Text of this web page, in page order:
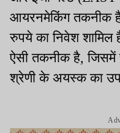
आयरनमेकिंग तकनीक
रुपये का निवेश शामिल
ऐसी तकनीक है, जिसमें
श्रेणी के अयस्क का